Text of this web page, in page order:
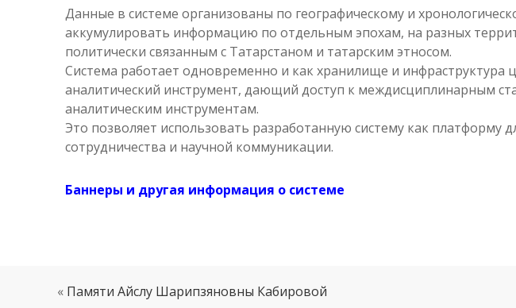
Данные в системе организованы по географическому и
аккумулировать информацию по отдельным эпохам, на разных
политически связанным с Татарстаном и татарским этносом.
Система работает одновременно и как хранилище и инфраструктура
аналитический инструмент, дающий доступ к междисциплинарным
аналитическим инструментам.
Это позволяет использовать разработанную систему как платформу
сотрудничества и научной коммуникации.
Баннеры и другая информация о системе
« Памяти Айслу Шарипзяновны Кабировой